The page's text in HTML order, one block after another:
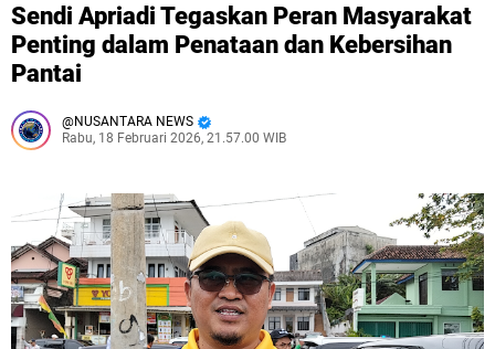
Sendi Apriadi Tegaskan Peran Masyarakat
Penting dalam Penataan dan Kebersihan
Pantai
NUSANTARA NEWS
Rabu, 18 Februari 2026, 21.57.00 WIB